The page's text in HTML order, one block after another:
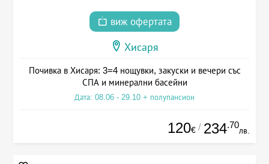
виж офертата
Хисаря
Почивка в Хисаря: 3=4 нощувки, закуски и вечери със
СПА и минерални басейни
Дата: 08.06 - 29.10 + полупансион
120€ / 234.70
лв.